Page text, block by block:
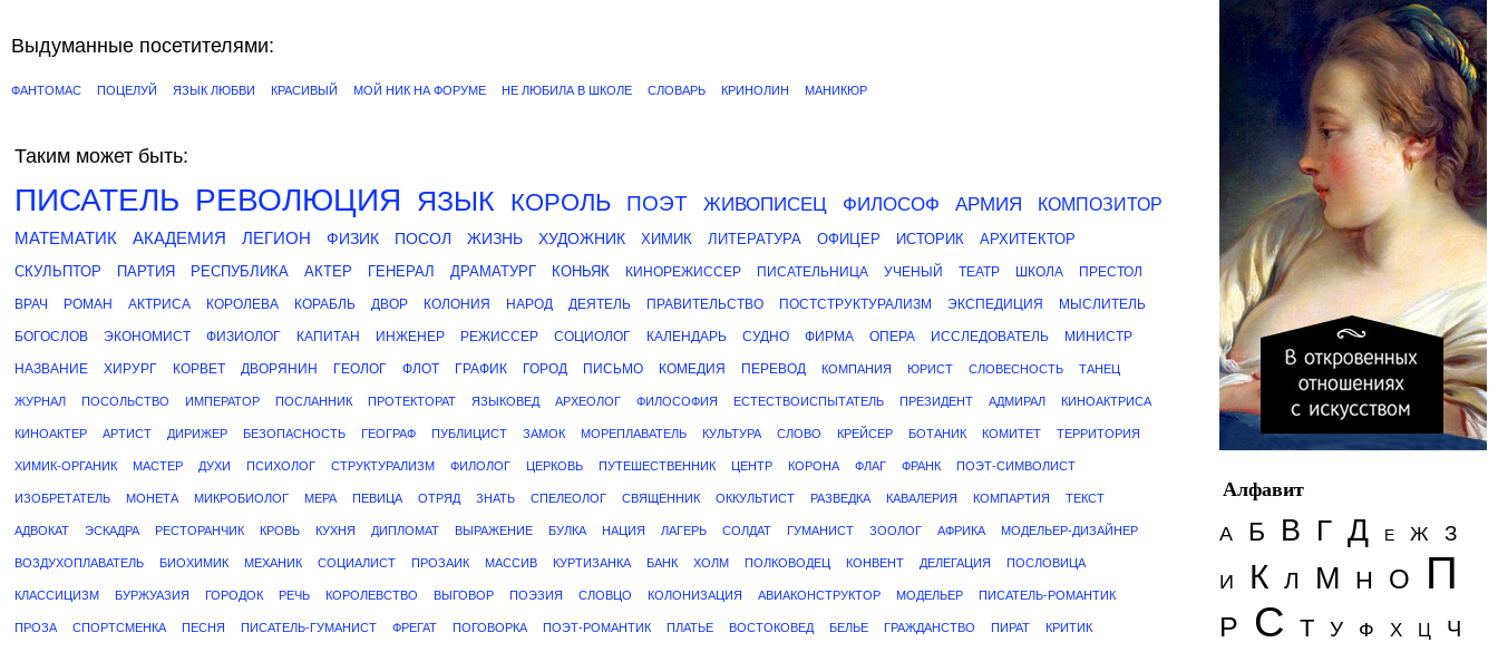
Выдуманные посетителями:
ФАНТОМАС ПОЦЕЛУЙ ЯЗЫК ЛЮБВИ КРАСИВЫЙ МОЙ НИК НА ФОРУМЕ НЕ ЛЮБИЛА В ШКОЛЕ СЛОВАРЬ КРИНОЛИН МАНИКЮР
Таким может быть:
ПИСАТЕЛЬ РЕВОЛЮЦИЯ ЯЗЫК КОРОЛЬ ПОЭТ ЖИВОПИСЕЦ ФИЛОСОФ АРМИЯ
КОМПОЗИТОР
МАТЕМАТИК
АКАДЕМИЯ ЛЕГИОН ФИЗИК ПОСОЛ ЖИЗНЬ ХУДОЖНИК ХИМИК ЛИТЕРАТУРА ОФИЦЕР ИСТОРИК
АРХИТЕКТОР
СКУЛЬПТОР
ПАРТИЯ РЕСПУБЛИКА АКТЕР ГЕНЕРАЛ ДРАМАТУРГ КОНЬЯК КИНОРЕЖИССЕР ПИСАТЕЛЬНИЦА УЧЕНЫЙ ТЕАТР ШКОЛА ПРЕСТОЛ
ВРАЧ РОМАН АКТРИСА КОРОЛЕВА КОРАБЛЬ ДВОР КОЛОНИЯ НАРОД ДЕЯТЕЛЬ ПРАВИТЕЛЬСТВО ПОСТСТРУКТУРАЛИЗМ ЭКСПЕДИЦИЯ МЫСЛИТЕЛЬ
БОГОСЛОВ ЭКОНОМИСТ ФИЗИОЛОГ КАПИТАН ИНЖЕНЕР РЕЖИССЕР СОЦИОЛОГ КАЛЕНДАРЬ СУДНО ФИРМА ОПЕРА ИССЛЕДОВАТЕЛЬ МИНИСТР
НАЗВАНИЕ ХИРУРГ КОРВЕТ ДВОРЯНИН ГЕОЛОГ ФЛОТ ГРАФИК ГОРОД ПИСЬМО КОМЕДИЯ ПЕРЕВОД КОМПАНИЯ ЮРИСТ СЛОВЕСНОСТЬ ТАНЕЦ
ЖУРНАЛ ПОСОЛЬСТВО ИМПЕРАТОР ПОСЛАННИК ПРОТЕКТОРАТ ЯЗЫКОВЕД АРХЕОЛОГ ФИЛОСОФИЯ ЕСТЕСТВОИСПЫТАТЕЛЬ ПРЕЗИДЕНТ АДМИРАЛ КИНОАКТРИСА
КИНОАКТЕР АРТИСТ ДИРИЖЕР БЕЗОПАСНОСТЬ ГЕОГРАФ ПУБЛИЦИСТ ЗАМОК МОРЕПЛАВАТЕЛЬ КУЛЬТУРА СЛОВО КРЕЙСЕР БОТАНИК КОМИТЕТ ТЕРРИТОРИЯ
ХИМИК-ОРГАНИК МАСТЕР ДУХИ ПСИХОЛОГ СТРУКТУРАЛИЗМ ФИЛОЛОГ ЦЕРКОВЬ ПУТЕШЕСТВЕННИК ЦЕНТР КОРОНА ФЛАГ ФРАНК ПОЭТ-СИМВОЛИСТ
ИЗОБРЕТАТЕЛЬ МОНЕТА МИКРОБИОЛОГ МЕРА ПЕВИЦА ОТРЯД ЗНАТЬ СПЕЛЕОЛОГ СВЯЩЕННИК ОККУЛЬТИСТ РАЗВЕДКА КАВАЛЕРИЯ КОМПАРТИЯ ТЕКСТ
АДВОКАТ ЭСКАДРА РЕСТОРАНЧИК КРОВЬ КУХНЯ ДИПЛОМАТ ВЫРАЖЕНИЕ БУЛКА НАЦИЯ ЛАГЕРЬ СОЛДАТ ГУМАНИСТ ЗООЛОГ АФРИКА МОДЕЛЬЕР-ДИЗАЙНЕР
ВОЗДУХОПЛАВАТЕЛЬ БИОХИМИК МЕХАНИК СОЦИАЛИСТ ПРОЗАИК МАССИВ КУРТИЗАНКА БАНК ХОЛМ ПОЛКОВОДЕЦ КОНВЕНТ ДЕЛЕГАЦИЯ ПОСЛОВИЦА
КЛАССИЦИЗМ БУРЖУАЗИЯ ГОРОДОК РЕЧЬ КОРОЛЕВСТВО ВЫГОВОР ПОЭЗИЯ СЛОВЦО КОЛОНИЗАЦИЯ АВИАКОНСТРУКТОР МОДЕЛЬЕР ПИСАТЕЛЬ-РОМАНТИК
ПРОЗА СПОРТСМЕНКА ПЕСНЯ ПИСАТЕЛЬ-ГУМАНИСТ ФРЕГАТ ПОГОВОРКА ПОЭТ-РОМАНТИК ПЛАТЬЕ ВОСТОКОВЕД БЕЛЬЕ ГРАЖДАНСТВО ПИРАТ КРИТИК
Алфавит
А
Б В Г Д Е Ж З
И К Л М Н О П
Р С Т У Ф Х Ц Ч